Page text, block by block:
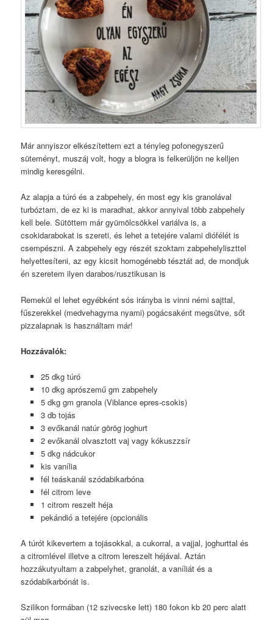
Már annyiszor elkészítettem ezt a tényleg pofonegyszerű
süteményt, muszáj volt, hogy a blogra is felkerüljön ne kelljen
mindig keresgélni.
Az alapja a túró és a zabpehely, én most egy kis granolával
turbóztam, de ez ki is maradhat, akkor annyival több zabpehely
kell bele. Sütöttem már gyümölcsökkel variálva is, a
csokidarabokat is szereti, és lehet a tetejére valami diófélét is
csempészni. A zabpehely egy részét szoktam zabpehelyliszttel
helyettesíteni, az egy kicsit homogénebb tésztát ad, de mondjuk
én szeretem ilyen darabos/rusztikusan is
Remekül el lehet egyébként sós irányba is vinni némi sajttal,
fűszerekkel (medvehagyma nyami) pogácsaként megsütve, sőt
pizzalapnak is használtam már!
Hozzávalók:
25 dkg túró
10 dkg aprószemű gm zabpehely
5 dkg gm granola (Viblance epres-csokis)
3 db tojás
3 evőkanál natúr görög joghurt
2 evőkanál olvasztott vaj vagy kókuszzsír
5 dkg nádcukor
kis vanília
fél teáskanál szódabikarbóna
fél citrom leve
1 citrom reszelt héja
pekándió a tetejére (opcionális
A túrót kikevertem a tojásokkal, a cukorral, a vajjal, joghurttal és
a citromlével illetve a citrom lereszelt héjával. Aztán
hozzákutyultam a zabpelyhet, granolát, a vaníliát és a
szódabikarbónát is.
Szilikon formában (12 szivecske lett) 180 fokon kb 20 perc alatt